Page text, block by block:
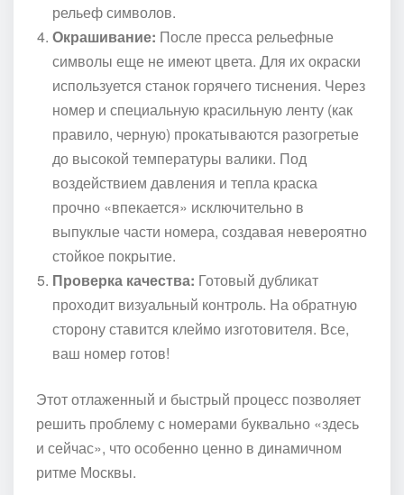
рельеф символов.
Окрашивание: После пресса рельефные
символы еще не имеют цвета. Для их окраски
используется станок горячего тиснения. Через
номер и специальную красильную ленту (как
правило, черную) прокатываются разогретые
до высокой температуры валики. Под
воздействием давления и тепла краска
прочно «впекается» исключительно в
выпуклые части номера, создавая невероятно
стойкое покрытие.
Проверка качества: Готовый дубликат
проходит визуальный контроль. На обратную
сторону ставится клеймо изготовителя. Все,
ваш номер готов!
Этот отлаженный и быстрый процесс позволяет
решить проблему с номерами буквально «здесь
и сейчас», что особенно ценно в динамичном
ритме Москвы.